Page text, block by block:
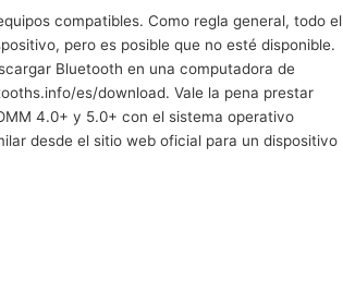
compatibles. Como regla general, todo el
pero es posible que no esté disponible.
Bluetooth en una computadora de
es/download. Vale la pena prestar
4.0+ y 5.0+ con el sistema operativo
desde el sitio web oficial para un dispositivo